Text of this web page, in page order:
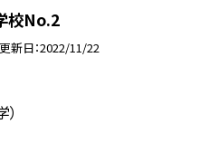
校No.2
更新日 2022/11/22